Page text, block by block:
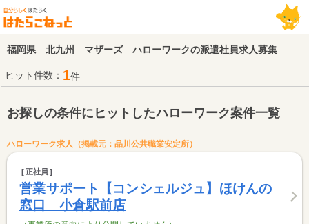
福岡県 北九州 マザーズ ハローワークの派遣社員求人募集
ヒット件数： 1件
お探しの条件にヒットしたハローワーク案件一覧
ハローワーク求人（掲載元：品川公共職業安定所）
正社員
営業サポート【コンシェルジュ】ほけんの
窓口 小倉駅前店